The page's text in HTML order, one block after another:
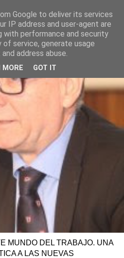
MUNDO DEL TRABAJO. UNA
A LAS NUEVAS
Google to deliver its services
IP address and user-agent are
with performance and security
service, generate usage
address abuse.
MORE GOT IT